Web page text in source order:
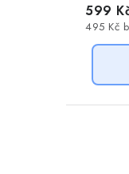
495 Kč
599